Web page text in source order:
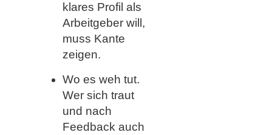
klares Profil als
Arbeitgeber will,
muss Kante
zeigen.
Wo es weh tut.
Wer sich traut
und nach
Feedback auch